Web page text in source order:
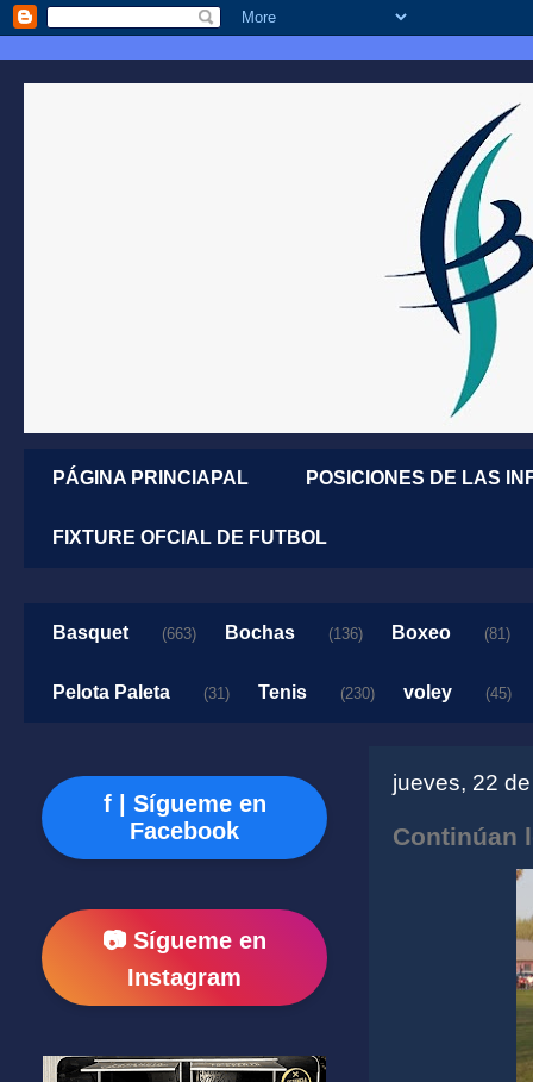
PÁGINA PRINCIAPAL POSICIONES DE LAS
FIXTURE OFCIAL DE FUTBOL
Basquet (663) Bochas (136) Boxeo (81)
Pelota Paleta (31) Tenis (230) voley (45)
jueves, 22
Continúan
f | Sígueme en
Facebook
📷 Sígueme en
Instagram